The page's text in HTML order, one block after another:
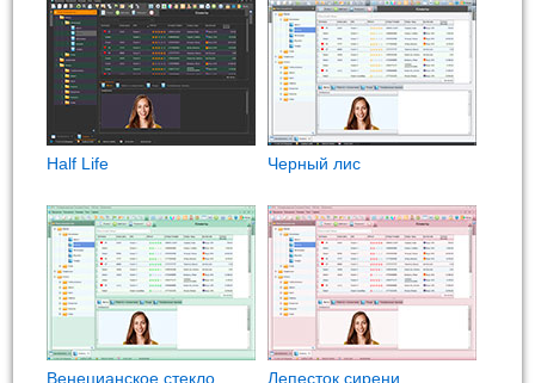
Half Life Черный лис
Венецианское стекло Лепесток сирени